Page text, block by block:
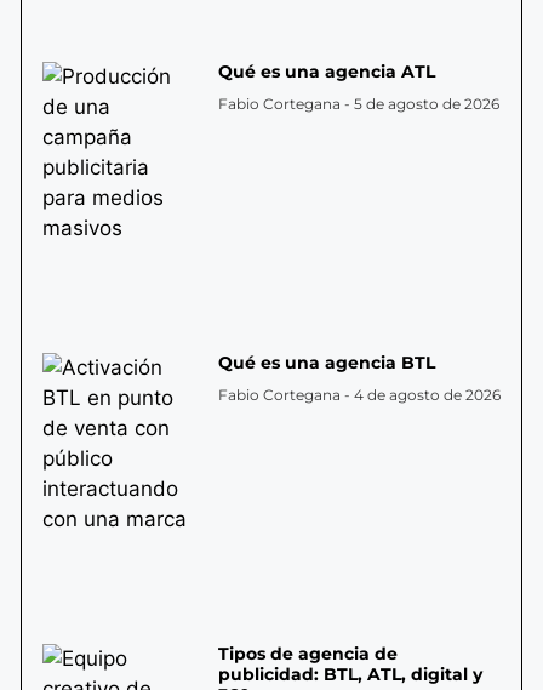
Qué es una agencia ATL
Fabio Cortegana 5 de agosto de 2026
Qué es una agencia BTL
Fabio Cortegana 4 de agosto de 2026
Tipos de agencia de
publicidad: BTL, ATL, digital y